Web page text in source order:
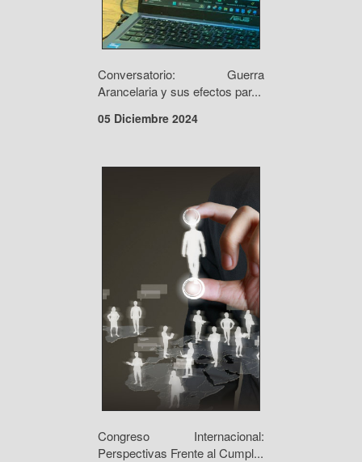
Conversatorio: Guerra
Arancelaria y sus efectos par...
05 Diciembre 2024
Congreso Internacional:
Perspectivas Frente al Cumpl...